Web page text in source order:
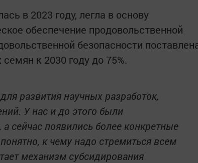
в 2023 году, легла в основу
обеспечение продовольственной
безопасности
к 2030 году до 75%.
развития научных разработок,
У нас и до этого были
сейчас появились более конкретные
к чему надо стремиться всем
механизм субсидирования